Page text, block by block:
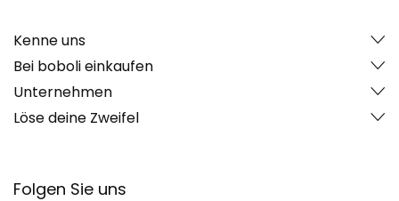
Folgen Sie uns
Kenne uns
Bei boboli einkaufen
Unternehmen
Löse deine Zweifel